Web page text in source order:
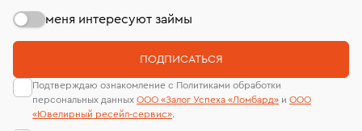
меня интересуют займы
ПОДПИСАТЬСЯ
Подтверждаю ознакомление с Политиками обработки
персональных данных ООО «Залог Успеха «Ломбард» и ООО
«Ювелирный ресейл-сервиc».